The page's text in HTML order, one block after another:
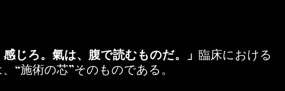
感じろ。氣は、腹で読むものだ。」 臨床における
“施術の芯”そのものである。